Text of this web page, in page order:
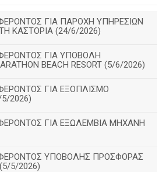
ΓΙΑ ΠΑΡΟΧΗ ΥΠΗΡΕΣΙΩΝ
ΚΑΣΤΟΡΙΑ (24/6/2026)
ΓΙΑ ΥΠΟΒΟΛΗ
BEACH RESORT (5/6/2026)
ΓΙΑ ΕΞΟΠΛΙΣΜΟ
2026)
ΓΙΑ ΕΞΩΛΕΜΒΙΑ ΜΗΧΑΝΗ
ΥΠΟΒΟΛΗΣ ΠΡΟΣΦΟΡΑΣ
5/2026)